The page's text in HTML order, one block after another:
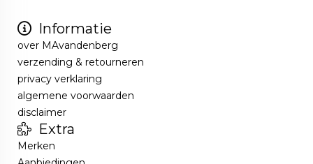
Informatie
over MAvandenberg
verzending & retourneren
privacy verklaring
algemene voorwaarden
disclaimer
Extra
Merken